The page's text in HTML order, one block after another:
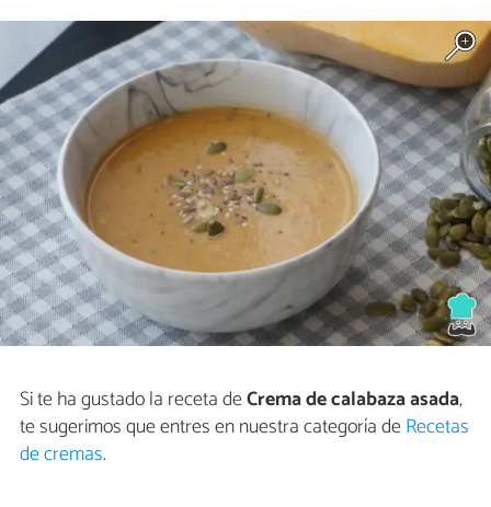
Si te ha gustado la receta deCrema de calabaza asada,
te sugerimos que entres en nuestra categoría deRecetas
de cremas.